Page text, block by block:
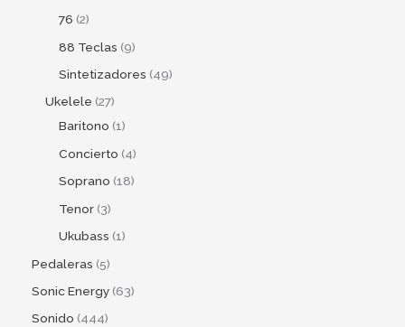
76 2
88 Teclas 9
Sintetizadores 49
Ukelele 27
Baritono 1
Concierto 4
Soprano 18
Tenor 3
Ukubass 1
Pedaleras 5
Sonic Energy 63
Sonido 444